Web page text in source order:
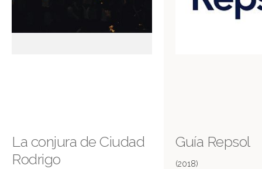
La conjura de Ciudad
Rodrigo
Guía Repsol
(2018)